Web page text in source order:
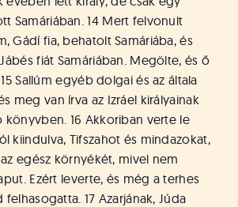
Samáriában. 14 Mert felvonult
Gádí fia, behatolt Samáriába, és
fiát Samáriában. Megölte, és ő
Sallúm egyéb dolgai és az általa
meg van írva az Izráel királyainak
16 Akkoriban verte le
kiindulva, Tifszahot és mindazokat,
egész környékét, mivel nem
Ezért leverte, és még a terhes
17 Azarjának, Júda